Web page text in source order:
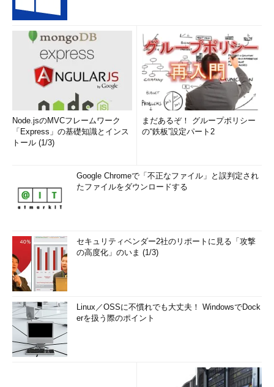
Node.jsのMVCフレームワーク
「Express」の基礎知識とインス
トール (1/3)
まだあるぞ！ グループポリシー
の“鉄板”設定パート2
Google Chromeで「不正なファイル」と誤判定され
たファイルをダウンロードする
セキュリティベンダー2社のリポートに見る「攻撃
の高度化」のいま (1/3)
Linux／OSSに不慣れでも大丈夫！ WindowsでDock
erを扱う際のポイント